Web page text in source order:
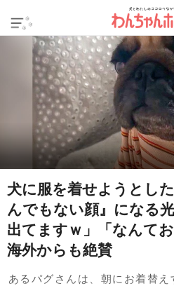
犬に服を着せようとし
んでもない顔』になる
出てますｗ」「なんて
海外からも絶賛
あるパグさんは、朝にお着替え